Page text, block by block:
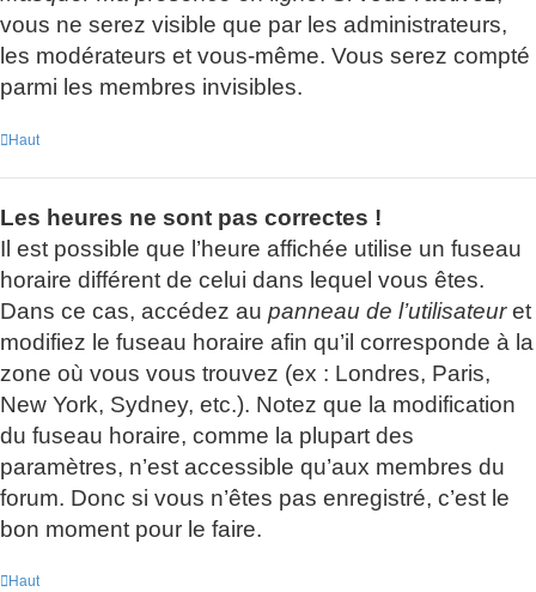
vous ne serez visible que par les administrateurs,
les modérateurs et vous-même. Vous serez compté
parmi les membres invisibles.
Haut
Les heures ne sont pas correctes !
Il est possible que l’heure affichée utilise un fuseau
horaire différent de celui dans lequel vous êtes.
Dans ce cas, accédez au panneau de l’utilisateuret
modifiez le fuseau horaire afin qu’il corresponde à la
zone où vous vous trouvez (ex : Londres, Paris,
New York, Sydney, etc.). Notez que la modification
du fuseau horaire, comme la plupart des
paramètres, n’est accessible qu’aux membres du
forum. Donc si vous n’êtes pas enregistré, c’est le
bon moment pour le faire.
Haut